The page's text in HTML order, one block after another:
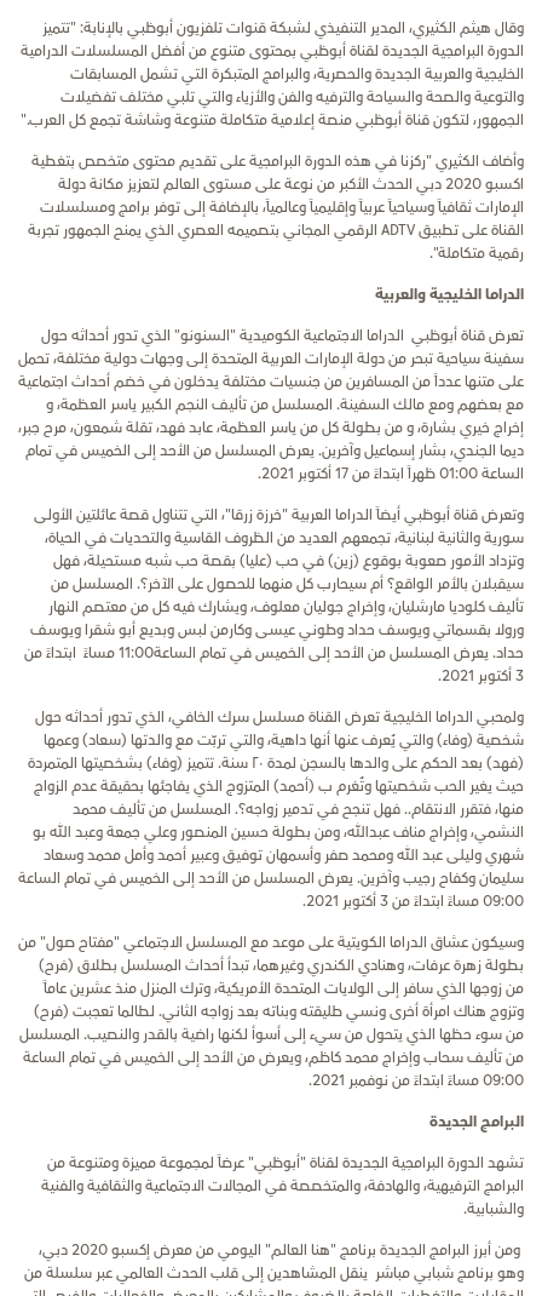
وقال هيثم الكثيري، المدير التنفيذي لشبكة قنوات تلفزيون أبوظبي بالإنابة: "تتميز
الدورة البرامجية الجديدة لقناة أبوظبي بمحتوى متنوع من أفضل المسلسلات الدرامية
الخليجية والعربية الجديدة والحصرية، والبرامج المتبكرة التي تشمل المسابقات
والتوعية والصحة والسياحة والترفيه والفن والأزياء والتي تلبي مختلف تفضيلات
الجمهور، لتكون قناة أبوظبي منصة إعلامية متكاملة متنوعة وشاشة تجمع كل العرب."
وأضاف الكثيري "ركزنا في هذه الدورة البرامجية على تقديم محتوى متخصص بتغطية
اكسبو 2020 دبي الحدث الأكبر من نوعة على مستوى العالم لتعزيز مكانة دولة
الإمارات ثقافياً وسياحياً عربياً وإقليمياً وعالمياً، بالإضافة إلى توفر برامج ومسلسلات
القناة على تطبيق ADTV الرقمي المجاني بتصميمه العصري الذي يمنح الجمهور تجربة
رقمية متكاملة".
الدراما الخليجية والعربية
تعرض قناة أبوظبي الدراما الاجتماعية الكوميدية "السنونو" الذي تدور أحداثه حول
سفينة سياحية تبحر من دولة الإمارات العربية المتحدة إلى وجهات دولية مختلفة، تحمل
على متنها عدداً من المسافرين من جنسيات مختلفة يدخلون في خضم أحداث اجتماعية
مع بعضهم ومع مالك السفينة. المسلسل من تأليف النجم الكبير ياسر العظمة، و
إخراج خيري بشارة، و من بطولة كل من ياسر العظمة، عابد فهد، تقلة شمعون، مرح جبر،
ديما الجندي، بشار إسماعيل وآخرين. يعرض المسلسل من الأحد إلى الخميس في تمام
الساعة 01:00 ظهراً ابتداءً من 17 أكتوبر 2021.
وتعرض قناة أبوظبي أيضاً الدراما العربية "خرزة زرقا"، التي تتناول قصة عائلتين الأولى
سورية والثانية لبنانية، تجمعهم العديد من الظروف القاسية والتحديات في الحياة،
وتزداد الأمور صعوبة بوقوع (زين) في حب (عليا) بقصة حب شبه مستحيلة، فهل
سيقبلان بالأمر الواقع؟ أم سيحارب كل منهما للحصول على الآخر؟. المسلسل من
تأليف كلوديا مارشليان، وإخراج جوليان معلوف، ويشارك فيه كل من معتصم النهار
ورولا بقسماتي ويوسف حداد وطوني عيسى وكارمن لبس وبديع أبو شقرا ويوسف
حداد. يعرض المسلسل من الأحد إلى الخميس في تمام الساعة11:00 مساءً ابتداءً من
3 أكتوبر 2021.
ولمحبي الدراما الخليجية تعرض القناة مسلسل سرك الخافي، الذي تدور أحداثه حول
شخصية (وفاء) والتي يُعرف عنها أنها داهية، والتي تربّت مع والدتها (سعاد) وعمها
(فهد) بعد الحكم على والدها بالسجن لمدة ٢٠ سنة. تتميز (وفاء) بشخصيتها المتمردة
حيث يغير الحب شخصيتها وتُغرم ب (أحمد) المتزوج الذي يفاجئها بحقيقة عدم الزواج
منها، فتقرر الانتقام.. فهل تنجح في تدمير زواجه؟. المسلسل من تأليف محمد
النشمي، وإخراج مناف عبدالله، ومن بطولة حسين المنصور وعلي جمعة وعبد الله بو
شهري وليلى عبد الله ومحمد صفر وأسمهان توفيق وعبير أحمد وأمل محمد وسعاد
سليمان وكفاح رجيب وآخرين. يعرض المسلسل من الأحد إلى الخميس في تمام الساعة
09:00 مساءً ابتداءً من 3 أكتوبر 2021.
وسيكون عشاق الدراما الكويتية على موعد مع المسلسل الاجتماعي "مفتاح صول" من
بطولة زهرة عرفات، وهنادي الكندري وغيرهما، تبدأ أحداث المسلسل بطلاق (فرح)
من زوجها الذي سافر إلى الولايات المتحدة الأمريكية، وترك المنزل منذ عشرين عاماً
وتزوج هناك امرأة أخرى ونسي طليقته وبناته بعد زواجه الثاني. لطالما تعجبت (فرح)
من سوء حظها الذي يتحول من سيء إلى أسوأ لكنها راضية بالقدر والنصيب. المسلسل
من تأليف سحاب وإخراج محمد كاظم، ويعرض من الأحد إلى الخميس في تمام الساعة
09:00 مساءً ابتداءً من نوفمبر 2021.
البرامج الجديدة
تشهد الدورة البرامجية الجديدة لقناة "أبوظبي" عرضاً لمجموعة مميزة ومتنوعة من
البرامج الترفيهية، والهادفة، والمتخصصة في المجالات الاجتماعية والثقافية والفنية
والشبابية.
ومن أبرز البرامج الجديدة برنامج "هنا العالم" اليومي من معرض إكسبو 2020 دبي،
وهو برنامج شبابي مباشر ينقل المشاهدين إلى قلب الحدث العالمي عبر سلسلة من